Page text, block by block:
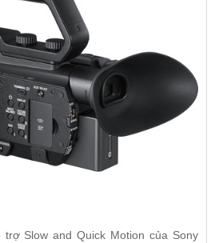
Slow and Quick Motion của Sony